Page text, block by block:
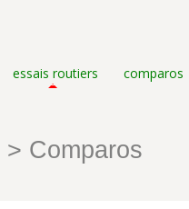
essais routiers comparos
> Comparos